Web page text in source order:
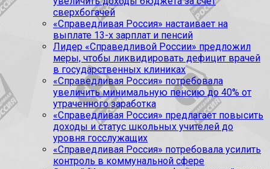
сверхбогачей
«Справедливая Россия» настаивает на
выплате 13-х зарплат и пенсий
Лидер «Справедливой России» предложил
меры, чтобы ликвидировать дефицит врачей
в государственных клиниках
«Справедливая Россия» потребовала
увеличить минимальную пенсию до 40% от
утраченного заработка
«Справедливая Россия» предлагает повысить
доходы и статус школьных учителей до
уровня госслужащих
«Справедливая Россия» потребовала усилить
контроль в коммунальной сфере